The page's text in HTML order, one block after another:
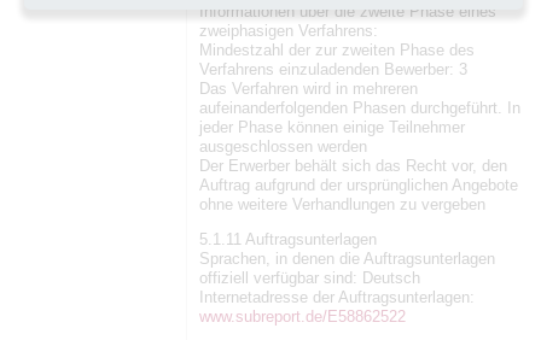
Informationen über die zweite Phase eines
zweiphasigen Verfahrens:
Mindestzahl der zur zweiten Phase des
Verfahrens einzuladenden Bewerber: 3
Das Verfahren wird in mehreren
aufeinanderfolgenden Phasen durchgeführt. In
jeder Phase können einige Teilnehmer
ausgeschlossen werden
Der Erwerber behält sich das Recht vor, den
Auftrag aufgrund der ursprünglichen Angebote
ohne weitere Verhandlungen zu vergeben
5.1.11 Auftragsunterlagen
Sprachen, in denen die Auftragsunterlagen
offiziell verfügbar sind: Deutsch
Internetadresse der Auftragsunterlagen:
www.subreport.de/E58862522